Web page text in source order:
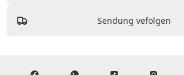
Sendung vefolgen